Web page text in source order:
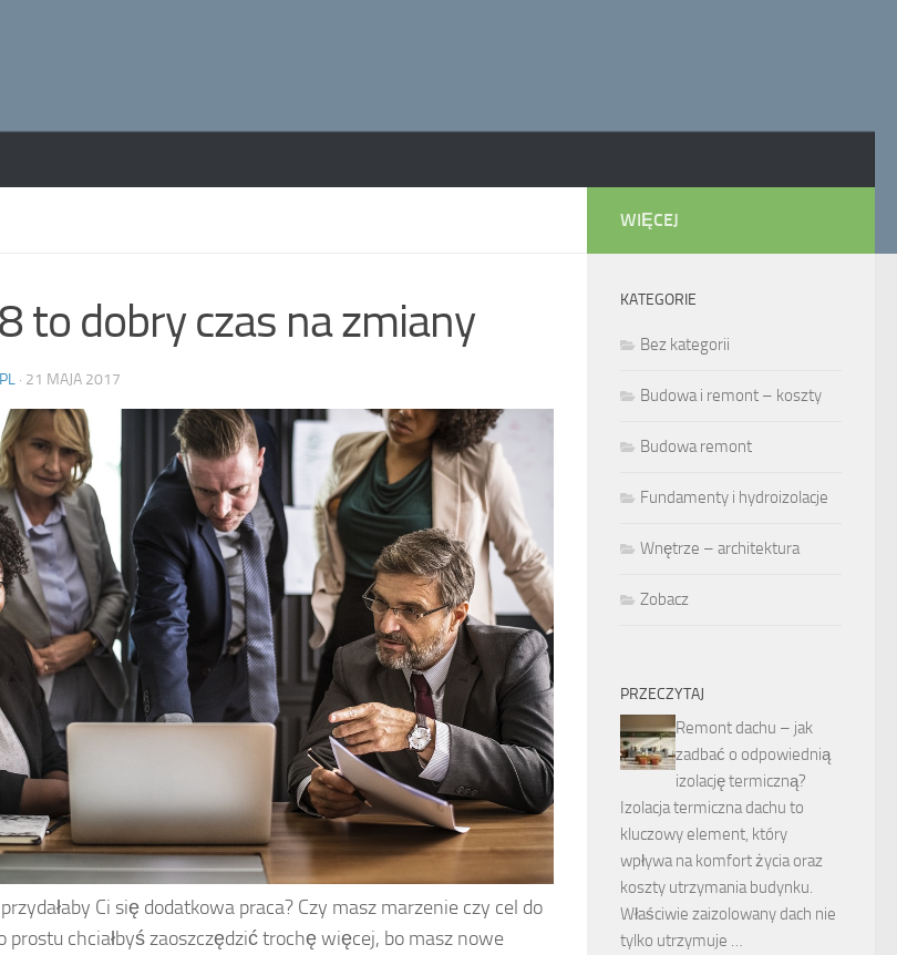
to dobry czas na zmiany
· 21 MAJA 2017
Ci się dodatkowa praca? Czy masz marzenie czy cel do
prostu chciałbyś zaoszczędzić trochę więcej, bo masz nowe
WIĘCEJ
KATEGORIE
Bez kategorii
Budowa i remont – koszty
Budowa remont
Fundamenty i hydroizolacje
Wnętrze – architektura
Zobacz
PRZECZYTAJ
Remont dachu – jak
zadbać o odpowiednią
izolację termiczną?
Izolacja termiczna dachu to
kluczowy element, który
wpływa na komfort życia oraz
koszty utrzymania budynku.
Właściwie zaizolowany dach nie
tylko utrzymuje …